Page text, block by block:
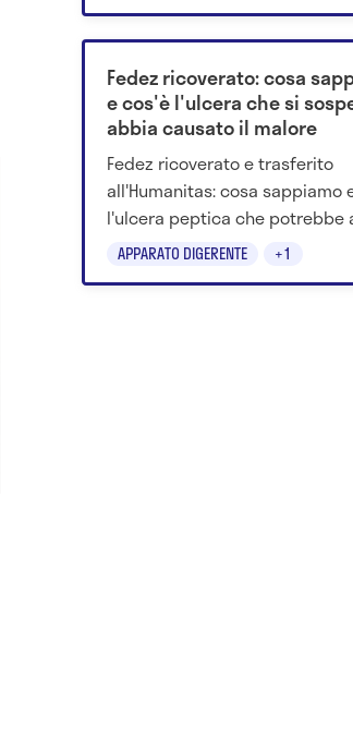
APPARATO DIGERENTE +1
Fedez ricoverato: cosa
e cos'è l'ulcera che si
abbia causato il malore
Fedez ricoverato e trasferito
all'Humanitas: cosa sappiamo
l'ulcera peptica che potrebbe
causato il nuovo episodio di